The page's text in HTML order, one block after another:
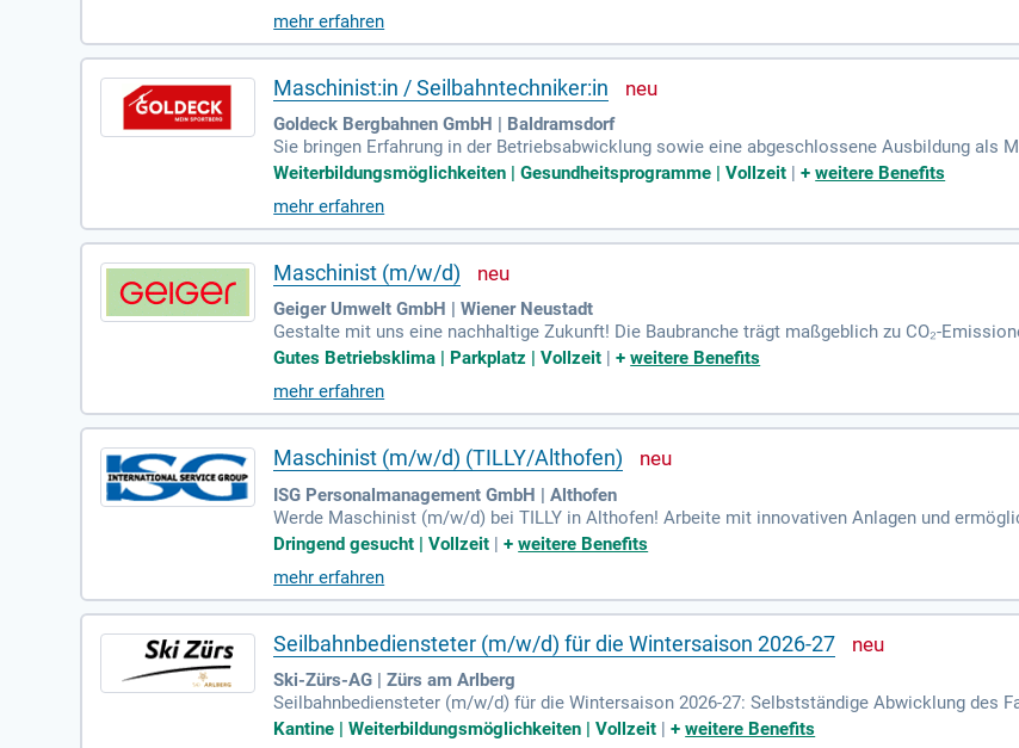
mehr erfahren
Maschinist:in / Seilbahntechniker:in
Goldeck Bergbahnen GmbH | Baldramsdorf
Sie bringen Erfahrung in der Betriebsabwicklung sowie eine abgeschlossene Ausbildung als
ergrund in Elektrotechnik, Mechatronik oder Seilbahntechnik? Wir suchen
e Herausforderungen!
Weiterbildungsmöglichkeiten | Gesundheitsprogramme | Vollzeit |+weitere Benefits
mehr erfahren
Maschinist (m/w/d)
Geiger Umwelt GmbH | Wiener Neustadt
Gestalte mit uns eine nachhaltige Zukunft! Die Baubranche trägt maßgeblich zu CO₂-
ösungen entwickeln, um dem Klimawandel effektiv entgegenzuwirken. Werde Teil dieser
Gutes Betriebsklima | Parkplatz | Vollzeit |+weitere Benefits
mehr erfahren
Maschinist (m/w/d) (TILLY/Althofen)
ISG Personalmanagement GmbH | Althofen
Werde Maschinist (m/w/d) bei TILLY in Althofen! Arbeite mit innovativen Anlagen und
n und Holzpellets, während du unsere wertvolle Ressource Holz respektierst und durch
ellst.
Dringend gesucht | Vollzeit |+weitere Benefits
mehr erfahren
Seilbahnbediensteter (m/w/d) für die Wintersaison 2026-27
Ski-Zürs-AG | Zürs am Arlberg
Seilbahnbediensteter (m/w/d) für die Wintersaison 2026-27: Selbstständige Abwicklung des
rbeiten laut Betriebsvorgaben; Unterstützung des Maschinisten bei Wartungs- und
Kantine | Weiterbildungsmöglichkeiten | Vollzeit |+weitere Benefits